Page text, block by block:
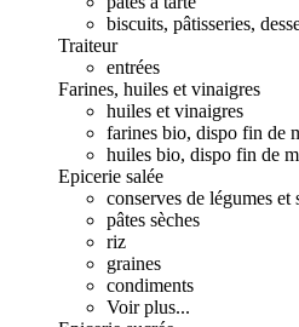
biscuits, pâtisseries,
Traiteur
entrées
Farines, huiles et vinaigres
huiles et vinaigres
farines bio, dispo fin de
huiles bio, dispo fin de
Epicerie salée
conserves de légumes et
pâtes sèches
riz
graines
condiments
Voir plus...